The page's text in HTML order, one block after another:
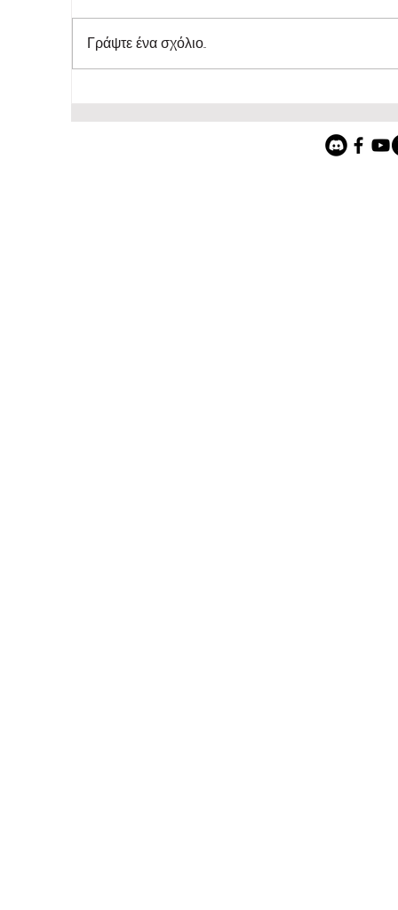
Indiepump.space: Ένα hub που ενώνει
Γράψτε ένα σχόλιο...